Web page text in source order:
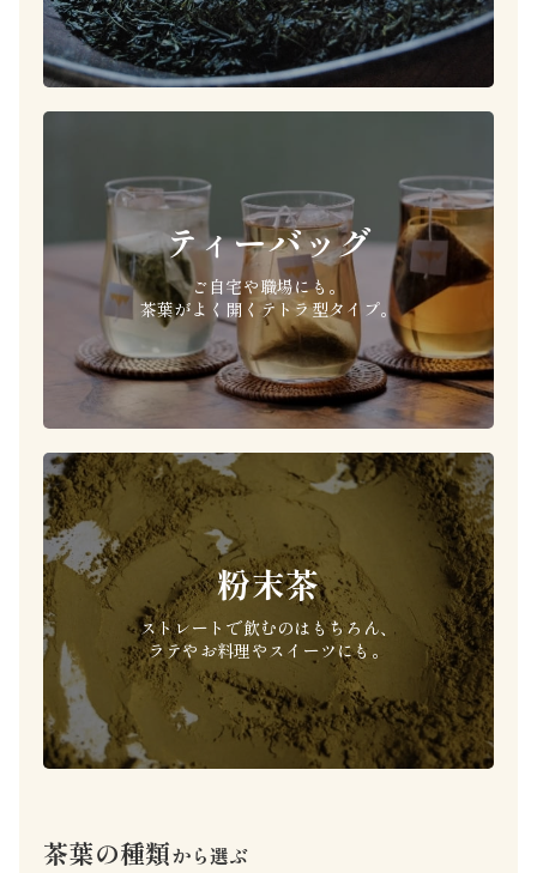
ティーバッグ
ご自宅や職場にも。
茶葉がよく開くテトラ型タイプ。
粉末茶
ストレートで飲むのはもちろん、
ラテやお料理やスイーツにも。
茶葉の種類から選ぶ